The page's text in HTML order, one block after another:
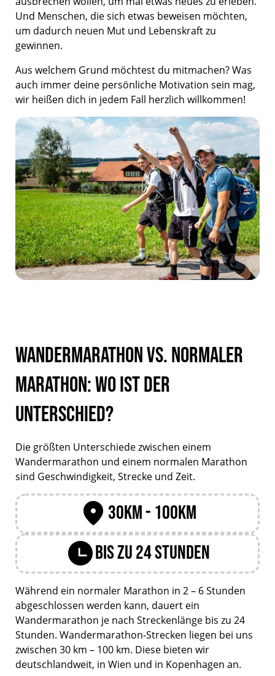
Und Menschen, die sich etwas beweisen möchten,
um dadurch neuen Mut und Lebenskraft zu
gewinnen.
Aus welchem Grund möchtest du mitmachen? Was
auch immer deine persönliche Motivation sein mag,
wir heißen dich in jedem Fall herzlich willkommen!
Wandermarathon vs. normaler
Marathon: Wo ist der
Unterschied?
Die größten Unterschiede zwischen einem
Wandermarathon und einem normalen Marathon
sind Geschwindigkeit, Strecke und Zeit.
30km - 100km
bis zu 24 Stunden
Während ein normaler Marathon in 2 – 6 Stunden
abgeschlossen werden kann, dauert ein
Wandermarathon je nach Streckenlänge bis zu 24
Stunden. Wandermarathon-Strecken liegen bei uns
zwischen 30 km – 100 km. Diese bieten wir
deutschlandweit, in Wien und in Kopenhagen an.